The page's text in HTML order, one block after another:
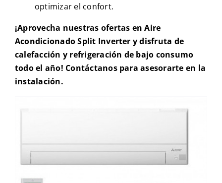
optimizar el confort.
¡Aprovecha nuestras ofertas en Aire
Acondicionado Split Inverter y disfruta de
calefacción y refrigeración de bajo consumo
todo el año! Contáctanos para asesorarte en la
instalación.